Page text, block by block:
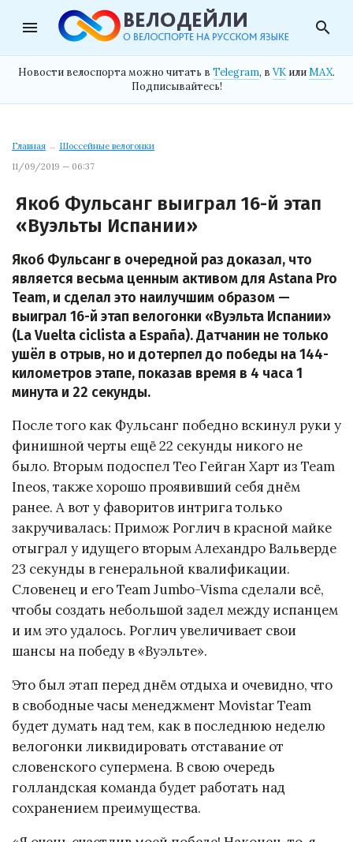
menu search
Новости велоспорта можно читать в Telegram, в VK илиMAX.
Подписывайтесь!
Главная → Шоссейные велогонки
11/09/2019 — 06:37
Якоб Фульсанг выиграл 16-й этап
«Вуэльты Испании»
Якоб Фульсанг в очередной раз доказал, что
является весьма ценным активом для Astana Pro
Team, и сделал это наилучшим образом —
выиграл 16-й этап велогонки «Вуэльта Испании»
(La Vuelta ciclista a España). Датчанин не только
ушёл в отрыв, но и дотерпел до победы на 144-
километров этапе, показав время в 4 часа 1
минута и 22 секунды.
После того как Фульсанг победно вскинул руки у
финишной черты ещё 22 секунды никого не
было. Вторым подоспел Тео Гейган Харт из Team
Ineos, также хорошо проявивший себя днём
ранее. А вот у фаворитов интрига только
закручивалась: Примож Роглич в красной майке
отыграл у идущего вторым Алехандро Вальверде
23 секунды в генеральной квалификации.
Словенец и его Team Jumbo-Visma сделали всё,
чтобы создать небольшой задел между испанцем
и им это удалось. Роглич увеличивает свои
шансы на победу в «Вуэльте».
Это был этап перед днём отдыха и очевидно, что
в свободные часы менеджмент Movistar Team
будет думать над тем, как в последнюю неделю
велогонки ликвидировать отставание от
словенского супермена. В свою очередь
голландская команда будет работать над
сохранением преимущества.